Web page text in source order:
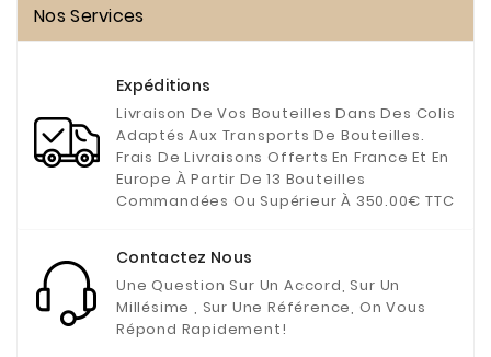
Nos Services
Expéditions
Livraison De Vos Bouteilles Dans Des Colis
Adaptés Aux Transports De Bouteilles.
Frais De Livraisons Offerts En France Et En
Europe À Partir De 13 Bouteilles
Commandées Ou Supérieur À 350.00€ TTC
Contactez Nous
Une Question Sur Un Accord, Sur Un
Millésime , Sur Une Référence, On Vous
Répond Rapidement!